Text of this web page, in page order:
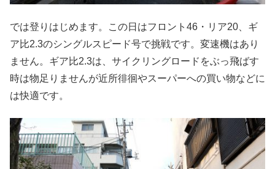
では登りはじめます。この日はフロント46・リア20、ギ
ア比2.3のシングルスピード号で挑戦です。変速機はあり
ません。ギア比2.3は、サイクリングロードをぶっ飛ばす
時は物足りませんが近所徘徊やスーパーへの買い物などに
は快適です。